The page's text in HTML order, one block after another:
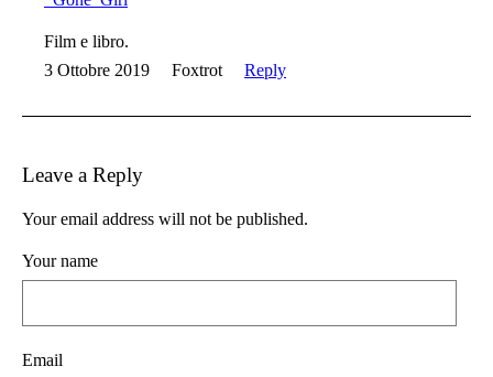
Film e libro.
3 Ottobre 2019
Foxtrot Reply
Leave a Reply
Your email address will not be published.
Your name
Email